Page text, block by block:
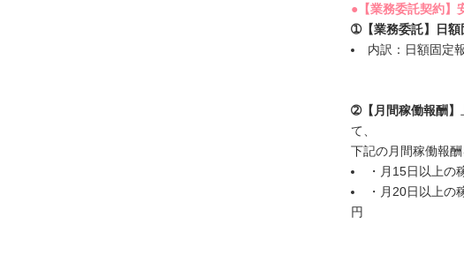
●【業務委託契約】
➀【業務委託】日額
内訳：日額固定
➁【月間稼働報酬】
て、
下記の月間稼働報酬
・月15日以上
・月20日以上
円